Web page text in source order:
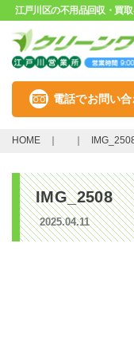
江戸川区の不用品回収・買
電話でお問い
HOME
IMG_2508
2025.04.11